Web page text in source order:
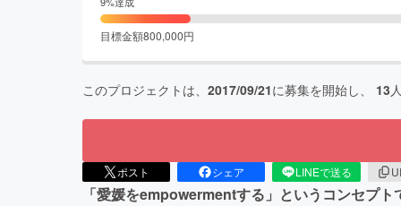
目標金額800,000円
このプロジェクトは、 2017/09/21に募集を開始し、 13
ポスト シェア LINEで送る
「愛媛をempowermentする」というコンセプ